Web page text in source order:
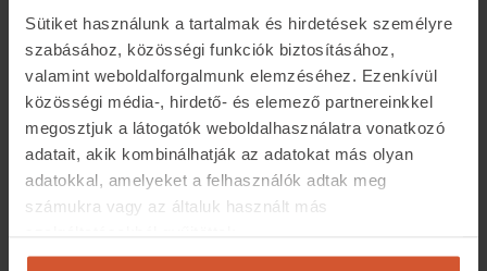
Sütiket használunk a tartalmak és hirdetések személyre
szabásához, közösségi funkciók biztosításához,
valamint weboldalforgalmunk elemzéséhez. Ezenkívül
közösségi média-, hirdető- és elemező partnereinkkel
megosztjuk a látogatók weboldalhasználatra vonatkozó
adatait, akik kombinálhatják az adatokat más olyan
adatokkal, amelyeket a felhasználók adtak meg
számukra vagy az általuk használt más
ugyanis a Cordia átvállalja az általános forgalmi adó
megfizetését. A lakópark kertjéből közvetlen kijárat
nyílik a Rákos-patak megújult partjára, illetve a sétány
és kerékpárút felé.